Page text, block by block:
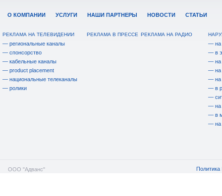
О КОМПАНИИ УСЛУГИ НАШИ ПАРТНЕРЫ НОВОСТИ СТАТЬИ
РЕКЛАМА НА ТЕЛЕВИДЕНИИ
— региональные каналы
— спонсорство
— кабельные каналы
— product placement
— национальные телеканалы
— ролики
РЕКЛАМА В ПРЕССЕ РЕКЛАМА НА РАДИО
— на
— в
— на
— на
— на
— в
—
— на
— в
— на
ООО "Адванс" Политика